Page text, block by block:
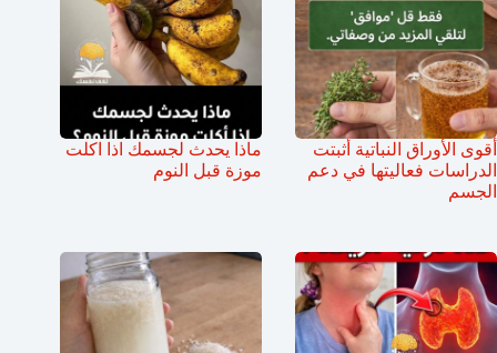
أقوى الأوراق النباتية أثبتت
الدراسات فعاليتها في دعم
الجسم
ماذا يحدث لجسمك اذا اكلت
موزة قبل النوم